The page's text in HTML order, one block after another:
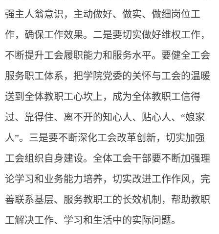
强主人翁意识，主动做好、做实、做细岗位工
作，确保工作效果。二是要切实做好维权工作，
不断提升工会履职能力和服务水平。要健全工会
服务职工体系，把学院党委的关怀与工会的温暖
送到全体教职工心坎上，成为全体教职工信得
过、靠得住、离不开的知心人、贴心人、“娘家
人”。三是要不断深化工会改革创新，切实加强
工会组织自身建设。全体工会干部要不断加强理
论学习和业务能力培养，切实改进工作作风，完
善联系基层、服务教职工的长效机制，帮助教职
工解决工作、学习和生活中的实际问题。